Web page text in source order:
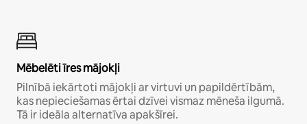
Mēbelēti īres mājokļi
Pilnībā iekārtoti mājokļi ar virtuvi un papildērtībām,
kas nepieciešamas ērtai dzīvei vismaz mēneša ilgumā.
Tā ir ideāla alternatīva apakšīrei.